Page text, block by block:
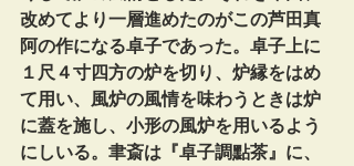
改めてより一層進めたのがこの芦田真
阿の作になる卓子であった。卓子上に
１尺４寸四方の炉を切り、炉縁をはめ
て用い、風炉の風情を味わうときは炉
に蓋を施し、小形の風炉を用いるよう
にしいる。聿斎は『卓子調點茶』に、